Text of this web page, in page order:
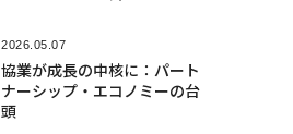
2026.05.07
協業が成長の中核に：パート
ナーシップ・エコノミーの台
頭